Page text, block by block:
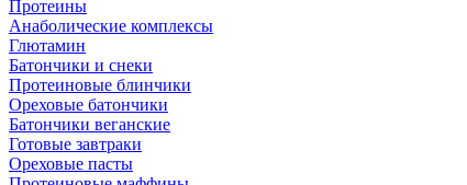
Протеины
Анаболические комплексы
Глютамин
Батончики и снеки
Протеиновые блинчики
Ореховые батончики
Батончики веганские
Готовые завтраки
Ореховые пасты